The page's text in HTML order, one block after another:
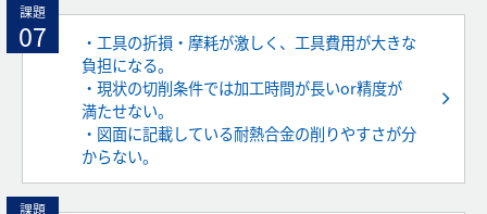
課題
07
・工具の折損・摩耗が激しく、工具費用が大きな
負担になる。
・現状の切削条件では加工時間が長いor精度が
満たせない。
・図面に記載している耐熱合金の削りやすさが分
からない。
課題